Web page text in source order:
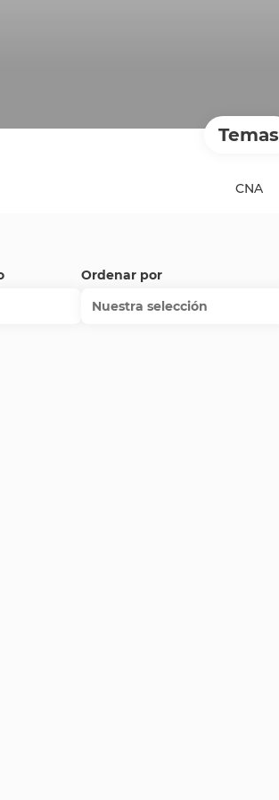
Temas
CNA
Ordenar por
Nuestra selección